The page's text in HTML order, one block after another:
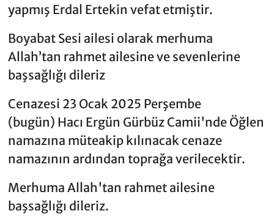
yapmış Erdal Ertekin vefat etmiştir.
Boyabat Sesi ailesi olarak merhuma
Allah’tan rahmet ailesine ve sevenlerine
başsağlığı dileriz
Cenazesi 23 Ocak 2025 Perşembe
(bugün) Hacı Ergün Gürbüz Camii'nde Öğlen
namazına müteakip kılınacak cenaze
namazının ardından toprağa verilecektir.
Merhuma Allah'tan rahmet ailesine
başsağlığı dileriz.